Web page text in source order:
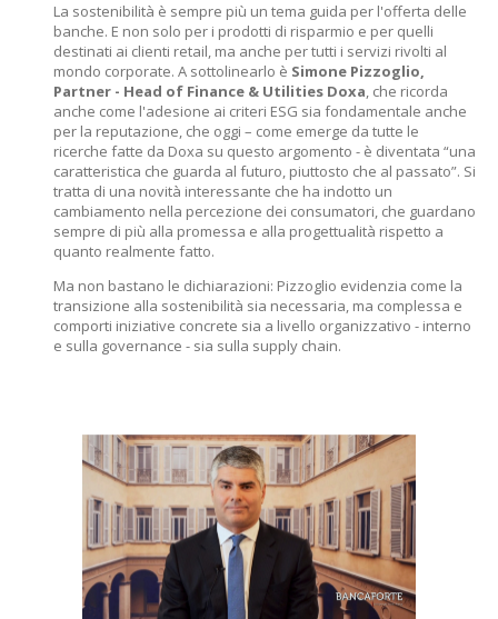
La sostenibilità è sempre più un tema guida per l'offerta delle
banche. E non solo per i prodotti di risparmio e per quelli
destinati ai clienti retail, ma anche per tutti i servizi rivolti al
mondo corporate. A sottolinearlo è Simone Pizzoglio,
Partner - Head of Finance & Utilities Doxa, che ricorda
anche come l'adesione ai criteri ESG sia fondamentale anche
per la reputazione, che oggi – come emerge da tutte le
ricerche fatte da Doxa su questo argomento - è diventata “una
caratteristica che guarda al futuro, piuttosto che al passato”. Si
tratta di una novità interessante che ha indotto un
cambiamento nella percezione dei consumatori, che guardano
sempre di più alla promessa e alla progettualità rispetto a
quanto realmente fatto.
Ma non bastano le dichiarazioni: Pizzoglio evidenzia come la
transizione alla sostenibilità sia necessaria, ma complessa e
comporti iniziative concrete sia a livello organizzativo - interno
e sulla governance - sia sulla supply chain.